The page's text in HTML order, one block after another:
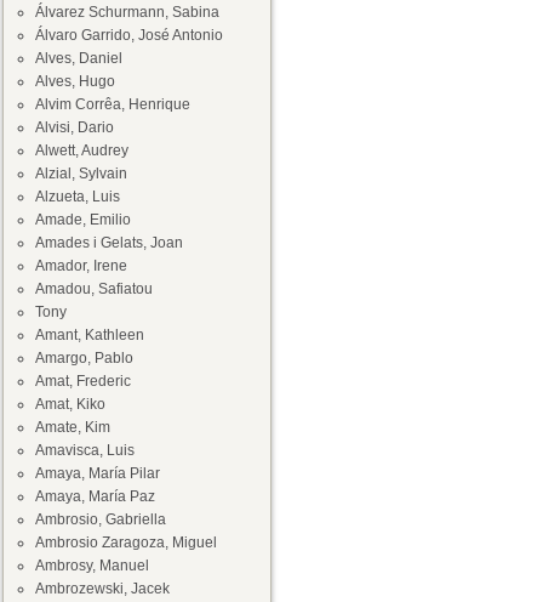
Álvarez Schurmann, Sabina
Álvaro Garrido, José Antonio
Alves, Daniel
Alves, Hugo
Alvim Corrêa, Henrique
Alvisi, Dario
Alwett, Audrey
Alzial, Sylvain
Alzueta, Luis
Amade, Emilio
Amades i Gelats, Joan
Amador, Irene
Amadou, Safiatou
Tony
Amant, Kathleen
Amargo, Pablo
Amat, Frederic
Amat, Kiko
Amate, Kim
Amavisca, Luis
Amaya, María Pilar
Amaya, María Paz
Ambrosio, Gabriella
Ambrosio Zaragoza, Miguel
Ambrosy, Manuel
Ambrozewski, Jacek